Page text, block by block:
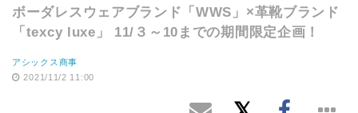
ボーダレスウェアブランド「WWS」×革靴ブランド
「texcy luxe」 11/３～10までの期間限定企画！
アシックス商事
2021/11/2 11:00